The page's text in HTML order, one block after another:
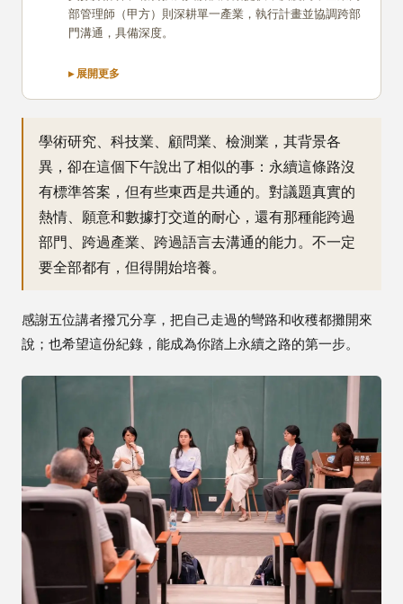
部管理師（甲方）則深耕單一產業，執行計畫並協調跨部
門溝通，具備深度。
學術研究、科技業、顧問業、檢測業，其背景各
異，卻在這個下午說出了相似的事：永續這條路沒
有標準答案，但有些東西是共通的。對議題真實的
熱情、願意和數據打交道的耐心，還有那種能跨過
部門、跨過產業、跨過語言去溝通的能力。不一定
要全部都有，但得開始培養。
感謝五位講者撥冗分享，把自己走過的彎路和收穫都攤開來
說；也希望這份紀錄，能成為你踏上永續之路的第一步。